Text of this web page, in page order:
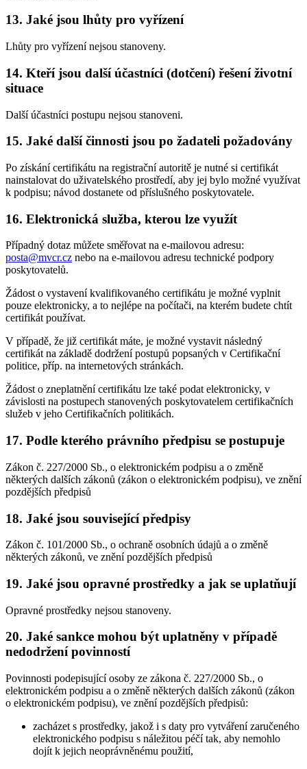
13. Jaké jsou lhůty pro vyřízení
Lhůty pro vyřízení nejsou stanoveny.
14. Kteří jsou další účastníci (dotčení) řešení životní
situace
Další účastníci postupu nejsou stanoveni.
15. Jaké další činnosti jsou po žadateli požadovány
Po získání certifikátu na registrační autoritě je nutné si certifikát
nainstalovat do uživatelského prostředí, aby jej bylo možné využívat
k podpisu; návod dostanete od příslušného poskytovatele.
16. Elektronická služba, kterou lze využít
Případný dotaz můžete směřovat na e-mailovou adresu:
posta@mvcr.cz nebo na e-mailovou adresu technické podpory
poskytovatelů.
Žádost o vystavení kvalifikovaného certifikátu je možné vyplnit
pouze elektronicky, a to nejlépe na počítači, na kterém budete chtít
certifikát používat.
V případě, že již certifikát máte, je možné vystavit následný
certifikát na základě dodržení postupů popsaných v Certifikační
politice, příp. na internetových stránkách.
Žádost o zneplatnění certifikátu lze také podat elektronicky, v
závislosti na postupech stanovených poskytovatelem certifikačních
služeb v jeho Certifikačních politikách.
17. Podle kterého právního předpisu se postupuje
Zákon č. 227/2000 Sb., o elektronickém podpisu a o změně
některých dalších zákonů (zákon o elektronickém podpisu), ve znění
pozdějších předpisů
18. Jaké jsou související předpisy
Zákon č. 101/2000 Sb., o ochraně osobních údajů a o změně
některých zákonů, ve znění pozdějších předpisů
19. Jaké jsou opravné prostředky a jak se uplatňují
Opravné prostředky nejsou stanoveny.
20. Jaké sankce mohou být uplatněny v případě
nedodržení povinností
Povinnosti podepisující osoby ze zákona č. 227/2000 Sb., o
elektronickém podpisu a o změně některých dalších zákonů (zákon
o elektronickém podpisu), ve znění pozdějších předpisů:
zacházet s prostředky, jakož i s daty pro vytváření zaručeného
elektronického podpisu s náležitou péčí tak, aby nemohlo
dojít k jejich neoprávněnému použití,